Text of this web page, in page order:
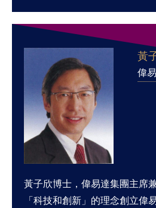
黃
偉
黃子欣博士，偉易達集團主席
「科技和創新」的理念創立偉